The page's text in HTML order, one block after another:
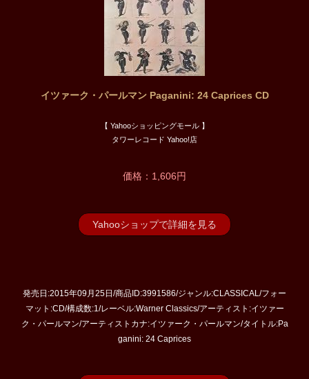
イツァーク・パールマン Paganini: 24 Caprices CD
【 Yahooショッピングモール 】
タワーレコード Yahoo!店
価格：1,606円
Yahooショップで詳細を見る
発売日:2015年09月25日/商品ID:3991586/ジャンル:CLASSICAL/フォー
マット:CD/構成数:1/レーベル:Warner Classics/アーティスト:イツァー
ク・パールマン/アーティストカナ:イツァーク・パールマン/タイトル:Pa
ganini: 24 Caprices